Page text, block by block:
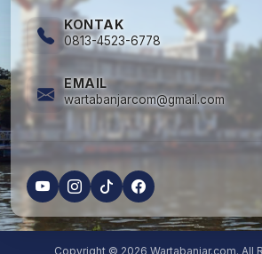
KONTAK
0813-4523-6778
EMAIL
wartabanjarcom@gmail.com
Copyright © 2026 Wartabanjar.com. All